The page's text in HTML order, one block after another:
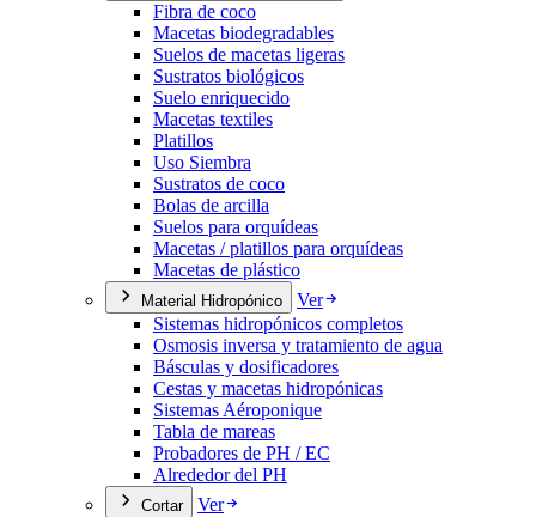
Fibra de coco
Macetas biodegradables
Suelos de macetas ligeras
Sustratos biológicos
Suelo enriquecido
Macetas textiles
Platillos
Uso Siembra
Sustratos de coco
Bolas de arcilla
Suelos para orquídeas
Macetas / platillos para orquídeas
Macetas de plástico
Material Hidropónico
Ver
Sistemas hidropónicos completos
Osmosis inversa y tratamiento de agua
Básculas y dosificadores
Cestas y macetas hidropónicas
Sistemas Aéroponique
Tabla de mareas
Probadores de PH / EC
Alrededor del PH
Cortar
Ver